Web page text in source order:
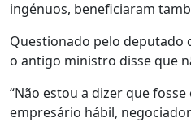
ingénuos, beneficiaram
Questionado pelo deputado
o antigo ministro disse que
“Não estou a dizer que
empresário hábil,